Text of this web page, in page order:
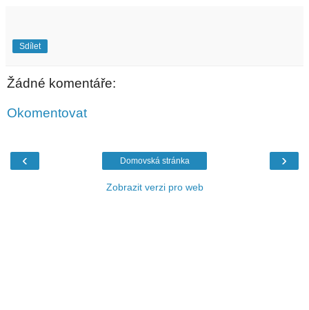
Sdílet
Žádné komentáře:
Okomentovat
‹ ›
Domovská stránka
Zobrazit verzi pro web